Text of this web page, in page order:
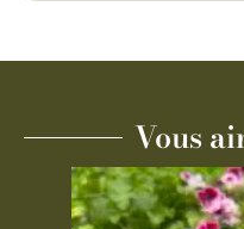
Vous